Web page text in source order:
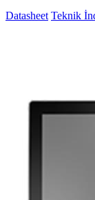
Datasheet Teknik